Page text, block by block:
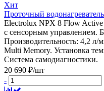
Хит
Проточный
Electrolux NPX 8 Flow
с сенсорным управлением.
Производительность: 4,2
Multi Memory. Установка
Система самодиагностики.
20 690 ₽/шт
-